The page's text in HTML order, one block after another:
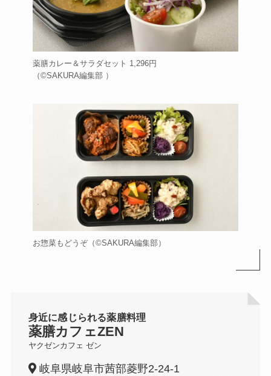
薬膳カレー＆サラダセット 1,296円
（©️SAKURA編集部 ）
お惣菜もどうぞ（©️SAKURA編集部）
身近に感じられる薬膳料理
薬膳カフェZEN
ヤクゼンカフェ ゼン
岐阜県岐阜市茜部菱野2-24-1